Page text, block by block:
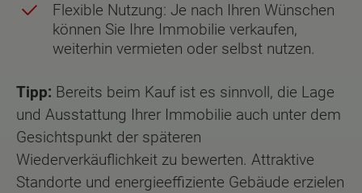
Flexible Nutzung: Je nach Ihren Wünschen
können Sie Ihre Immobilie verkaufen,
weiterhin vermieten oder selbst nutzen.
Tipp: Bereits beim Kauf ist es sinnvoll, die Lage
und Ausstattung Ihrer Immobilie auch unter dem
Gesichtspunkt der späteren
Wiederverkäuflichkeit zu bewerten. Attraktive
Standorte und energieeffiziente Gebäude erzielen